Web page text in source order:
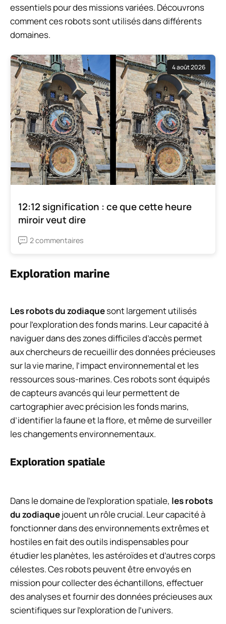
essentiels pour des missions variées. Découvrons
comment ces robots sont utilisés dans différents
domaines.
4 août 2026
12:12 signification : ce que cette heure
miroir veut dire
2 commentaires
Exploration marine
Les robots du zodiaquesont largement utilisés
pour l’exploration des fonds marins. Leur capacité à
naviguer dans des zones difficiles d’accès permet
aux chercheurs de recueillir des données précieuses
sur la vie marine, l’impact environnemental et les
ressources sous-marines. Ces robots sont équipés
de capteurs avancés qui leur permettent de
cartographier avec précision les fonds marins,
d’identifier la faune et la flore, et même de surveiller
les changements environnementaux.
Exploration spatiale
Dans le domaine de l’exploration spatiale, les robots
du zodiaquejouent un rôle crucial. Leur capacité à
fonctionner dans des environnements extrêmes et
hostiles en fait des outils indispensables pour
étudier les planètes, les astéroïdes et d’autres corps
célestes. Ces robots peuvent être envoyés en
mission pour collecter des échantillons, effectuer
des analyses et fournir des données précieuses aux
scientifiques sur l’exploration de l’univers.